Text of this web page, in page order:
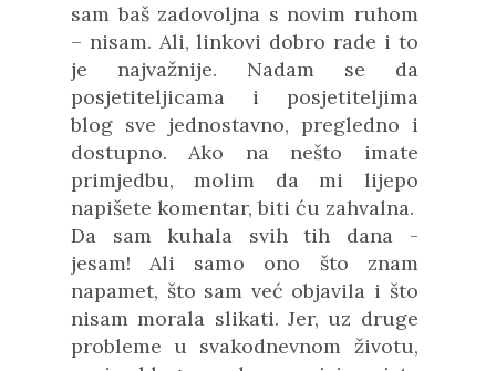
sam baš zadovoljna s novim ruhom
– nisam. Ali, linkovi dobro rade i to
je najvažnije. Nadam se da
posjetiteljicama i posjetiteljima
blog sve jednostavno, pregledno i
dostupno. Ako na nešto imate
primjedbu, molim da mi lijepo
napišete komentar, biti ću zahvalna.
Da sam kuhala svih tih dana -
jesam! Ali samo ono što znam
napamet, što sam već objavila i što
nisam morala slikati. Jer, uz druge
probleme u svakodnevnom životu,